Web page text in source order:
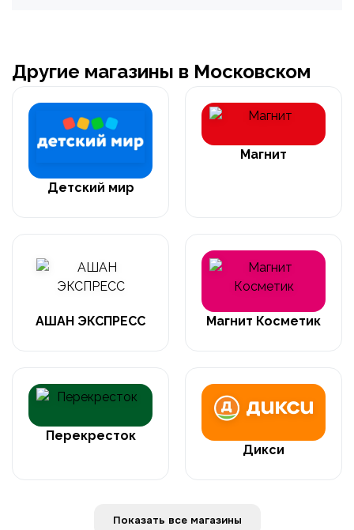
Другие магазины в Московском
Детский мир
Магнит
АШАН ЭКСПРЕСС Магнит Косметик
Перекресток
Дикси
Показать все магазины